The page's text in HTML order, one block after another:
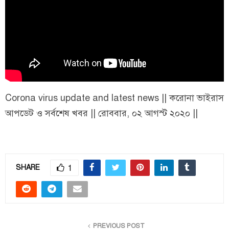
Corona virus update and latest news || করোনা ভাইরাস
আপডেট ও সর্বশেষ খবর || রোববার, ০২ আগস্ট ২০২০ ||
SHARE 1
PREVIOUS POST